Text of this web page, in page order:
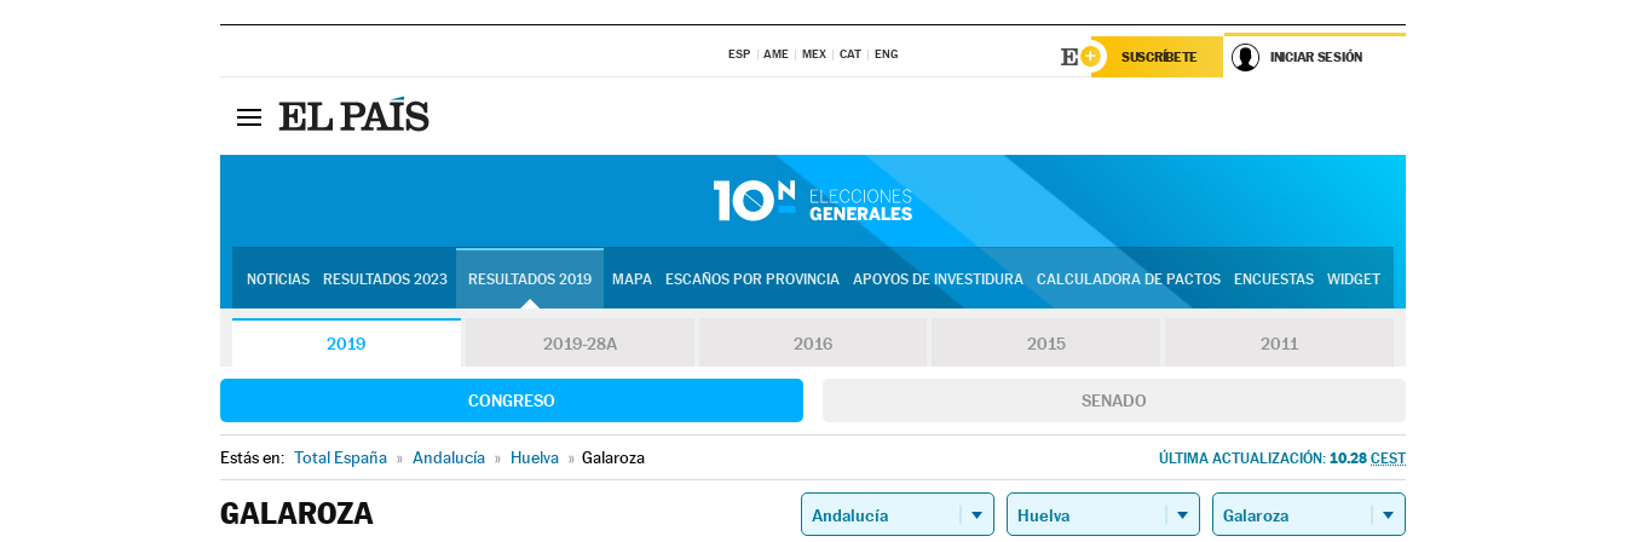
ESP AME MEX CAT ENG SUSCRÍBETE INICIAR SESIÓN
NOTICIAS RESULTADOS 2023 RESULTADOS 2019 MAPA ESCAÑOS POR PROVINCIA APOYOS DE INVESTIDURA CALCULADORA DE PACTOS ENCUESTAS WIDGET
2019 2019-28A 2016 2015 2011
CONGRESO SENADO
Estás en: Total España » Andalucía » Huelva » Galaroza ÚLTIMA ACTUALIZACIÓN: 10.28 CEST
GALAROZA